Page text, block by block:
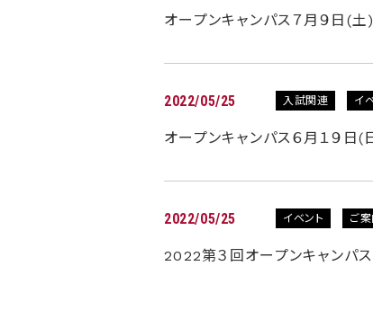
オープンキャンパス７月９日(
2022/05/25 入試関連 イ
オープンキャンパス６月１９日(
2022/05/25 イベント ご
2022第３回オープンキャンパ